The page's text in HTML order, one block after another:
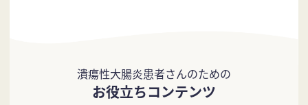
潰瘍性大腸炎患者さんのための
お役立ちコンテンツ